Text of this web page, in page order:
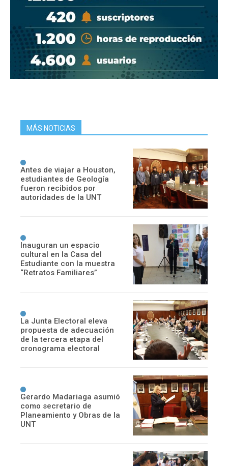
MÁS NOTICIAS
Antes de viajar a Houston,
estudiantes de Geología
fueron recibidos por
autoridades de la UNT
Inauguran un espacio
cultural en la Casa del
Estudiante con la muestra
“Retratos Familiares”
La Junta Electoral eleva
propuesta de adecuación
de la tercera etapa del
cronograma electoral
Gerardo Madariaga asumió
como secretario de
Planeamiento y Obras de la
UNT